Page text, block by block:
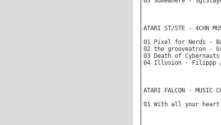
ATARI ST/STE - 4CHN
01 Pixel for Nerds -
02 the grooveatron -
03 Death of
04 Illusion - Filippp /
ATARI FALCON - MUSIC
01 With all your